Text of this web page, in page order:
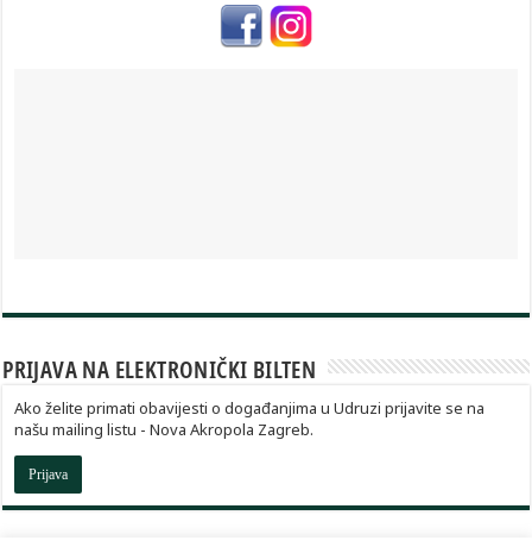
PRIJAVA NA ELEKTRONIČKI BILTEN
Ako želite primati obavijesti o događanjima u Udruzi prijavite se na
našu mailing listu - Nova Akropola Zagreb.
Prijava